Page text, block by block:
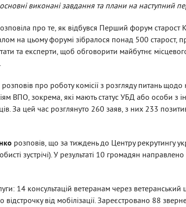
виконані завдання та плани на наступний
про те, як відбувся Перший форум старост
на цьому форумі зібралося понад 500 старост,
та експерти, щоб обговорити майбутнє
розповів про роботу комісії з розгляду питань
ВПО, зокрема, які мають статус УБД або особи з
За цей час розглянуто 260 заяв, з них 233
розповів, що за тижденьдо Центру рекрутингу
зустрічі). У результаті 10 громадян
14 консультацій ветеранам через ветеранський
від мобілізації. Зареєстровано 88